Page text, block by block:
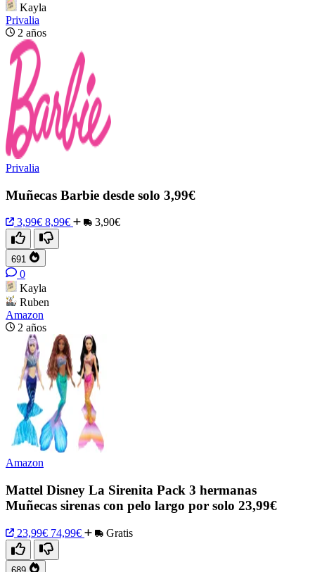
Kayla
Privalia
2 años
Privalia
Muñecas Barbie desde solo 3,99€
3,99€ 8,99€ 3,90€
691
0
Kayla
Ruben
Amazon
2 años
Amazon
Mattel Disney La Sirenita Pack 3 hermanas
Muñecas sirenas con pelo largo por solo 23,99€
23,99€ 74,99€ Gratis